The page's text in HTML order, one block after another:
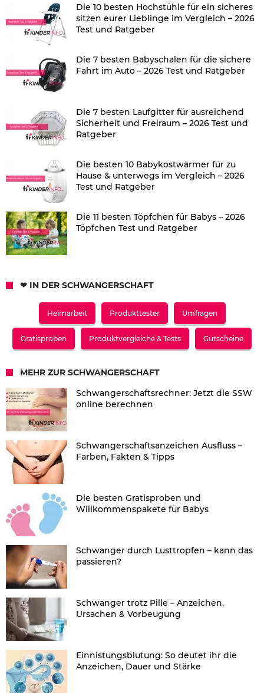
Die 10 besten Hochstühle für ein sicheres
sitzen eurer Lieblinge im Vergleich – 2026
Test und Ratgeber
Die 7 besten Babyschalen für die sichere
Fahrt im Auto – 2026 Test und Ratgeber
Die 7 besten Laufgitter für ausreichend
Sicherheit und Freiraum – 2026 Test und
Ratgeber
Die besten 10 Babykostwärmer für zu
Hause & unterwegs im Vergleich – 2026
Test und Ratgeber
Die 11 besten Töpfchen für Babys – 2026
Töpfchen Test und Ratgeber
❤ IN DER SCHWANGERSCHAFT
Heimarbeit Produkttester Umfragen
Gratisproben Produktvergleiche & Tests Gutscheine
MEHR ZUR SCHWANGERSCHAFT
Schwangerschaftsrechner: Jetzt die SSW
online berechnen
Schwangerschaftsanzeichen Ausfluss –
Farben, Fakten & Tipps
Die besten Gratisproben und
Willkommenspakete für Babys
Schwanger durch Lusttropfen – kann das
passieren?
Schwanger trotz Pille – Anzeichen,
Ursachen & Vorbeugung
Einnistungsblutung: So deutet ihr die
Anzeichen, Dauer und Stärke